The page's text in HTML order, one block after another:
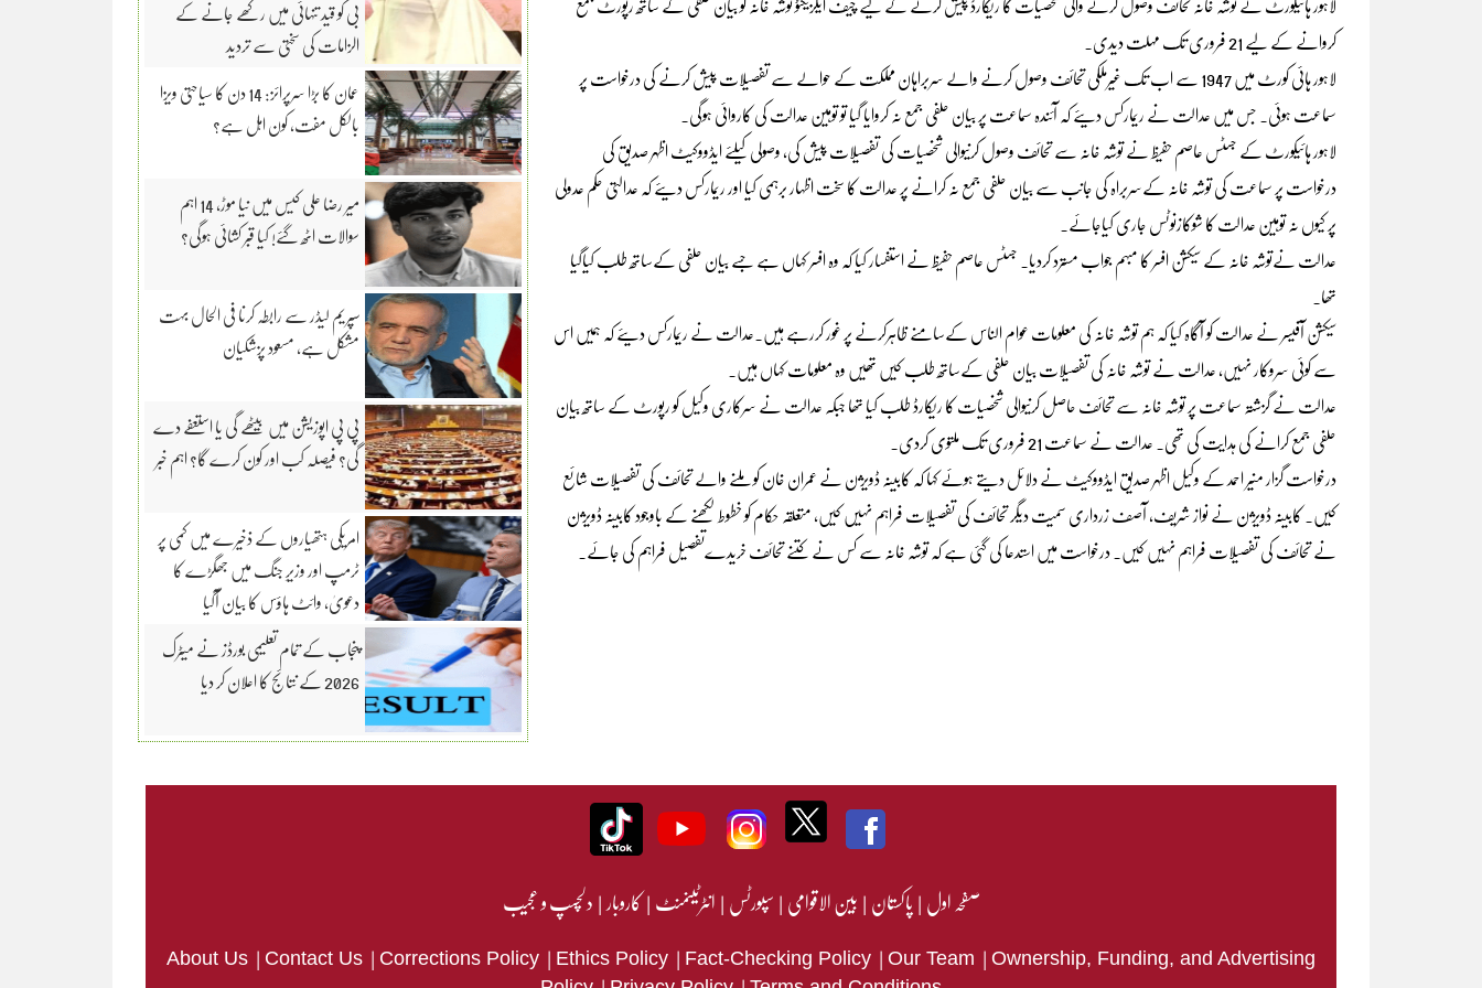
کروانے کے لیے 21 فروری تک مہلت دیدی۔
لاہور ہائی کورٹ میں 1947 سے اب تک غیرملکی تحائف وصول کرنے والے سربراہان مملکت کے حوالے سے تفصیلات پیش کرنے کی درخواست پر
سماعت ہوئی۔ جس میں عدالت نے ریمارکس دیئے کہ آئندہ سماعت پر بیان حلفی جمع نہ کروایا گیا تو توہین عدالت کی کاروائی ہوگی۔
لاہور ہائیکورٹ کے جسٹس عاصم حفیظ نے توشہ خانہ سے تحائف وصول کرنیوالی شخصیات کی تفصیلات پیش کی، وصولی کیلئے ایڈووکیٹ اظہر صدیق کی
درخواست پر سماعت کی توشہ خانہ کےسربراہ کی جانب سے بیان حلفی جمع نہ کرانے پر عدالت کا سخت اظہار برہمی کیا اور ریمارکس دیئے کہ عدالتی حکم عدولی
پر کیوں نہ توہین عدالت کا شوکازنوٹس جاری کیاجائے۔
عدالت نےتوشہ خانہ کے سیکشن افسر کا مبہم جواب مسترد کردیا۔ جسٹس عاصم حفیظ نے استفسار کیا کہ وہ افسر کہاں ہے جسے بیان حلفی کےساتھ طلب کیاگیا
تھا۔
سیکشن آفیسر نے عدالت کو آگاہ کیا کہ ہم توشہ خانہ کی معلومات عوام الناس کےسامنے ظاہرکرنے پر غور کررہے ہیں۔عدالت نے ریمارکس دیئے کہ ہمیں اس
سے کوئی سروکار نہیں، عدالت نے توشہ خانہ کی تفصیلات بیان حلفی کےساتھ طلب کیں تھیں وہ معلومات کہاں ہیں۔
عدالت نے گزشتہ سماعت پر توشہ خانہ سے تحائف حاصل کرنیوالی شخصیات کا ریکارڈ طلب کیا تھا جبکہ عدالت نے سرکاری وکیل کو رپورٹ کے ساتھ بیان
حلفی جمع کرانے کی ہدایت کی تھی. عدالت نے سماعت 21 فروری تک ملتوی کردی۔
درخواست گزار منیر احمد کے وکیل اظہر صدیق ایڈووکیٹ نے دلائل دیتے ہوئے کہا کہ کابینہ ڈویژن نے عمران خان کو ملنے والے تحائف کی تفصیلات شائع
کیں۔ کابینہ ڈویژن نے نواز شریف، آصف زرداری سمیت دیگر تحائف کی تفصیلات فراہم نہیں کیں، متعلقہ حکام کو خطوط لکھنے کے باوجود کابینہ ڈویژن
نے تحائف کی تفصیلات فراہم نہیں کیں۔ درخواست میں استدعا کی گئی ہے کہ توشہ خانہ سے کس نے کتنے تحائف خریدےتفصیل فراہم کی جائے۔
بی کو قید تنہائی میں رکھے جانے کے
الزامات کی سختی سے تردید
عمان کا بڑا سرپرائز: 14 دن کا سیاحتی ویزا
بالکل مفت، کون اہل ہے؟
میر رضا علی کیس میں نیا موڑ، 14 اہم
سوالات اٹھ گئے! کیا قبر کشائی ہوگی؟
سپریم لیڈر سے رابطہ کرنا فی الحال بہت
مشکل ہے، مسعود پزشکیان
پی پی اپوزیشن میں بیٹھے گی یا استعفے دے
گی؟ فیصلہ کب اور کون کرے گا؟ اہم خبر
امریکی ہتھیاروں کے ذخیرے میں کمی پر
ٹرمپ اور وزیرِ جنگ میں جھگڑے کا
دعویٰ، وائٹ ہاؤس کا بیان آگیا
پنجاب کے تمام تعلیمی بورڈز نے میٹرک
2026 کے نتائج کا اعلان کر دیا
صفحہ اول|پاکستان|بین الاقوامی|سپورٹس|انٹرٹینمنٹ|کاروبار|دلچسپ و عجیب
About Us | Contact Us | Corrections Policy | Ethics Policy | Fact-Checking Policy | Our Team | Ownership, Funding, and Advertising